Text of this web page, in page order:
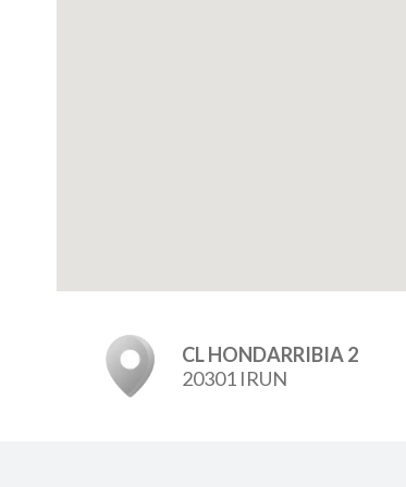
CL HONDARRIBIA 2
20301 IRUN